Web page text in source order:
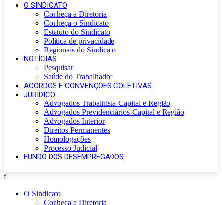
O SINDICATO
Conheça a Diretoria
Conheça o Sindicato
Estatuto do Sindicato
Politica de privacidade
Regionais do Sindicato
NOTÍCIAS
Pesquisar
Saúde do Trabalhador
ACORDOS E CONVENÇÕES COLETIVAS
JURÍDICO
Advogados Trabalhista-Capital e Região
Advogados Previdenciários-Capital e Região
Advogados Interior
Direitos Permanentes
Homologações
Processo Judicial
FUNDO DOS DESEMPREGADOS
f
O Sindicato
Conheça a Diretoria